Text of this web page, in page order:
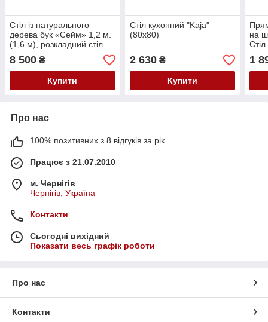
Стіл із натурального
дерева бук «Сейм» 1,2 м.
(1,6 м), розкладний стіл
8 500 ₴
Купити
Стіл кухонний "Kaja"
(80x80)
2 630₴
Купити
на
1
Про нас
100% позитивних з 8 відгуків за рік
Працює з 21.07.2010
м. Чернігів
Чернігів, Україна
Контакти
Сьогодні вихідний
Показати весь графік роботи
Про нас
Контакти